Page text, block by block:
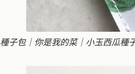
種子包｜你是我的菜｜小玉西瓜種